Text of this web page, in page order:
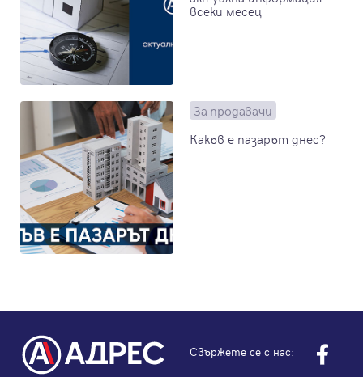
всеки месец
За продавачи
Какъв е пазарът днес?
Свържете се с нас: